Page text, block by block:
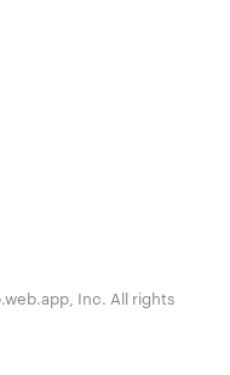
Inc. All rights